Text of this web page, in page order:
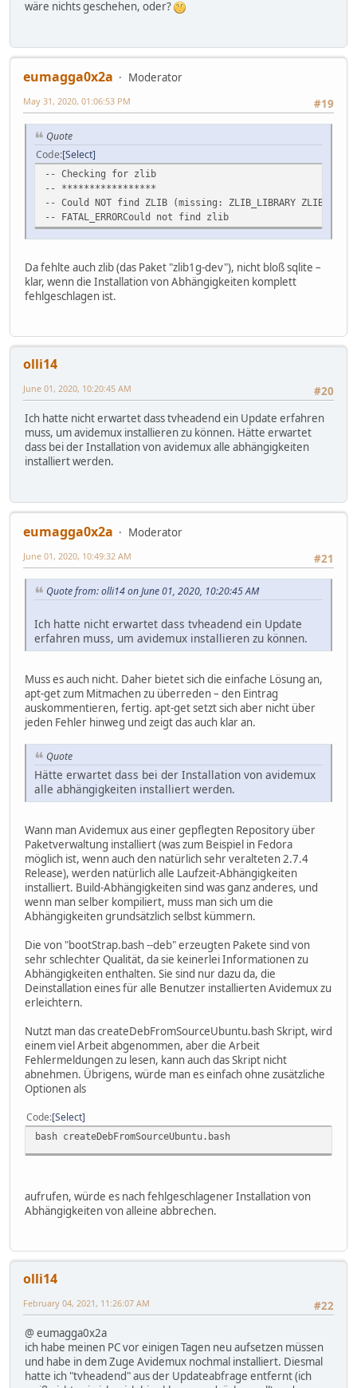
wäre nichts geschehen, oder?
eumagga0x2a
Moderator
#19
May 31, 2020, 01:06:53 PM
Quote
Code Select
-- Checking for zlib
-- *****************
-- Could NOT find ZLIB (missing: ZLIB_LIBRARY
-- FATAL_ERRORCould not find zlib
Da fehlte auch zlib (das Paket "zlib1g-dev"), nicht bloß sqlite –
klar, wenn die Installation von Abhängigkeiten komplett
fehlgeschlagen ist.
olli14
#20
June 01, 2020, 10:20:45 AM
Ich hatte nicht erwartet dass tvheadend ein Update erfahren
muss, um avidemux installieren zu können. Hätte erwartet
dass bei der Installation von avidemux alle abhängigkeiten
installiert werden.
eumagga0x2a
Moderator
#21
June 01, 2020, 10:49:32 AM
Quote from: olli14 on June 01, 2020, 10:20:45 AM
Ich hatte nicht erwartet dass tvheadend ein Update
erfahren muss, um avidemux installieren zu können.
Muss es auch nicht. Daher bietet sich die einfache Lösung an,
apt-get zum Mitmachen zu überreden – den Eintrag
auskommentieren, fertig. apt-get setzt sich aber nicht über
jeden Fehler hinweg und zeigt das auch klar an.
Quote
Hätte erwartet dass bei der Installation von avidemux
alle abhängigkeiten installiert werden.
Wann man Avidemux aus einer gepflegten Repository über
Paketverwaltung installiert (was zum Beispiel in Fedora
möglich ist, wenn auch den natürlich sehr veralteten 2.7.4
Release), werden natürlich alle Laufzeit-Abhängigkeiten
installiert. Build-Abhängigkeiten sind was ganz anderes, und
wenn man selber kompiliert, muss man sich um die
Abhängigkeiten grundsätzlich selbst kümmern.
Die von "bootStrap.bash --deb" erzeugten Pakete sind von
sehr schlechter Qualität, da sie keinerlei Informationen zu
Abhängigkeiten enthalten. Sie sind nur dazu da, die
Deinstallation eines für alle Benutzer installierten Avidemux zu
erleichtern.
Nutzt man das createDebFromSourceUbuntu.bash Skript, wird
einem viel Arbeit abgenommen, aber die Arbeit
Fehlermeldungen zu lesen, kann auch das Skript nicht
abnehmen. Übrigens, würde man es einfach ohne zusätzliche
Optionen als
Code Select
bash createDebFromSourceUbuntu.bash
aufrufen, würde es nach fehlgeschlagener Installation von
Abhängigkeiten von alleine abbrechen.
olli14
#22
February 04, 2021, 11:26:07 AM
@ eumagga0x2a
ich habe meinen PC vor einigen Tagen neu aufsetzen müssen
und habe in dem Zuge Avidemux nochmal installiert. Diesmal
hatte ich "tvheadend" aus der Updateabfrage entfernt (ich